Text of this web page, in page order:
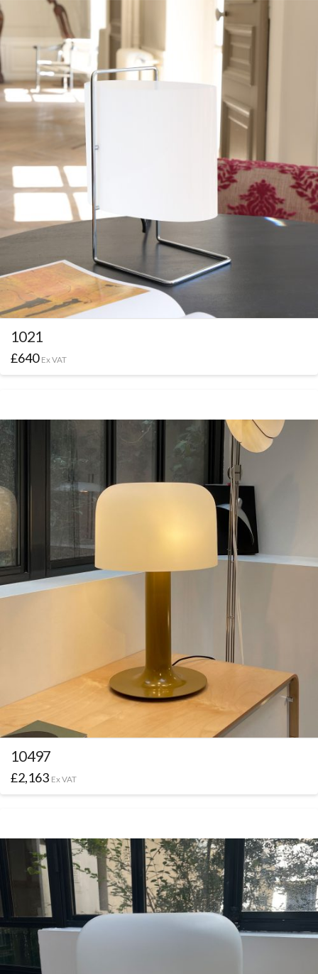
1021
£640 Ex VAT
10497
£2,163 Ex VAT